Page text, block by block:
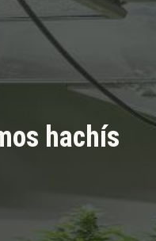
hachís